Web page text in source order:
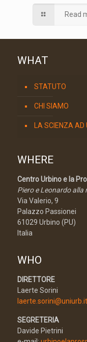
Read
WHAT
STATUTO
CHI SIAMO
LA SCIENZA AD
WHERE
Centro Urbino e la
Piero e Leonardo alla
Via Valerio, 9
Palazzo Passionei
61029 Urbino (PU)
Italia
WHO
DIRETTORE
Laerte Sorini
laerte.sorini@uniurb.it
SEGRETERIA
Davide Pietrini